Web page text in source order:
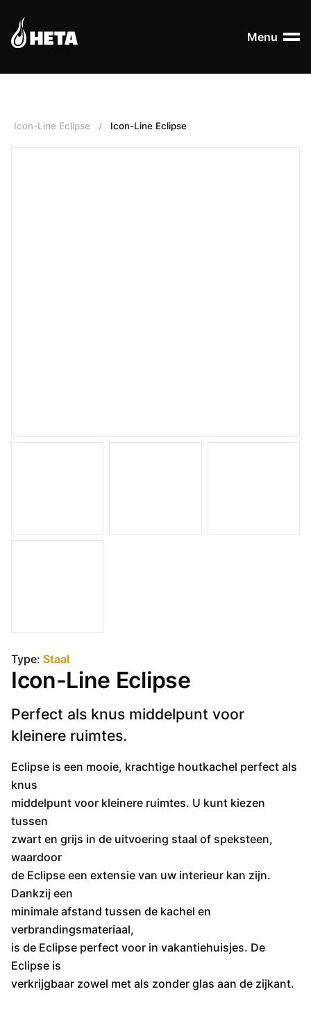
Menu
Icon-Line Eclipse / Icon-Line Eclipse
Type: Staal
Icon-Line Eclipse
Perfect als knus middelpunt voor
kleinere ruimtes.
Eclipse is een mooie, krachtige houtkachel perfect als
knus
middelpunt voor kleinere ruimtes. U kunt kiezen
tussen
zwart en grijs in de uitvoering staal of speksteen,
waardoor
de Eclipse een extensie van uw interieur kan zijn.
Dankzij een
minimale afstand tussen de kachel en
verbrandingsmateriaal,
is de Eclipse perfect voor in vakantiehuisjes. De
Eclipse is
verkrijgbaar zowel met als zonder glas aan de zijkant.